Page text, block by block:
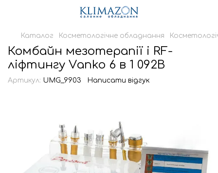
Каталог Косметологічне обладнання
Комбайн мезотерапії і RF-
ліфтингу Vаnko 6 в 1 092B
Артикул: UMG_9903 Написати відгук